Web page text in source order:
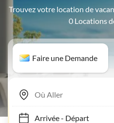
Trouvez votre location de
0 Locations
Faire une Demande
Arrivée- Départ